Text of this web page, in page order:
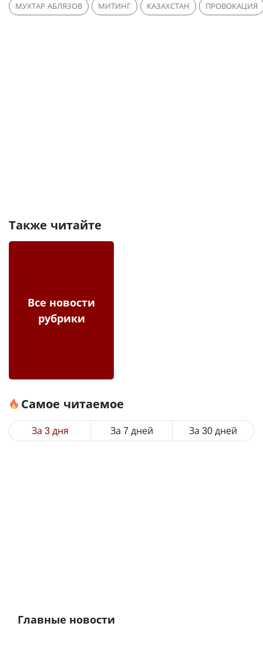
МУХТАР АБЛЯЗОВ МИТИНГ КАЗАХСТАН ПРОВОКАЦИЯ
Также читайте
Все новости
рубрики
Самое читаемое
За 3 дня За 7 дней За 30 дней
Главные новости